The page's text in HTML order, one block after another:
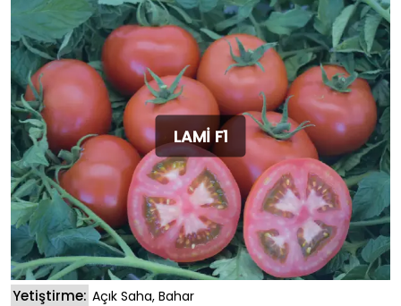
LAMİ F1
Yetiştirme: Açık Saha, Bahar